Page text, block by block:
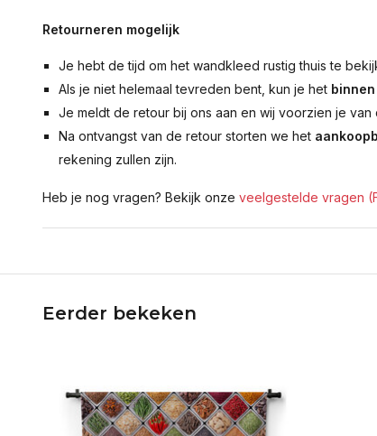
Retourneren mogelijk
Je hebt de tijd om het wandkleed rustig thuis te
Als je niet helemaal tevreden bent, kun je het
Je meldt de retour bij ons aan en wij voorzien je
Na ontvangst van de retour storten we het
rekening zullen zijn.
Heb je nog vragen? Bekijk onze veelgestelde vragen
Eerder bekeken